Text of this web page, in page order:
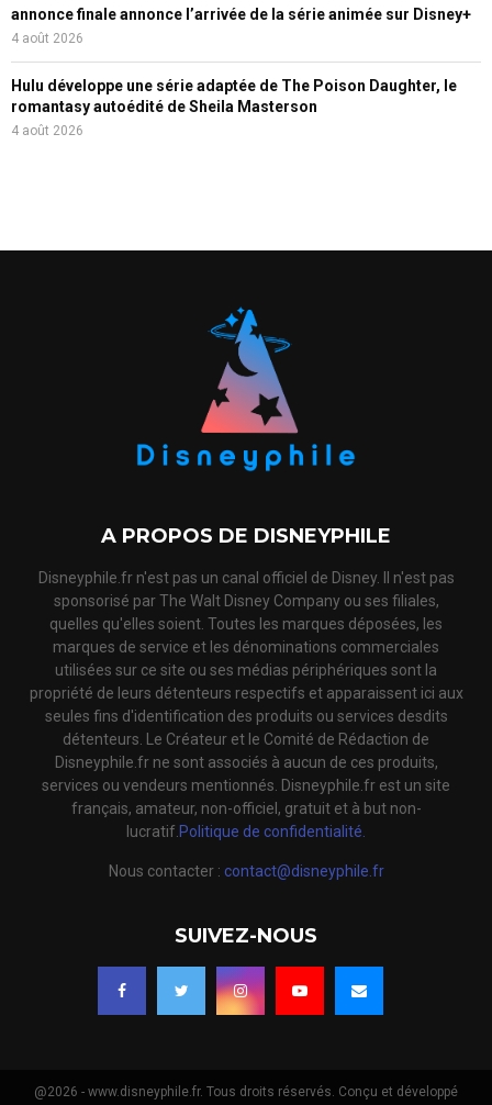
annonce finale annonce l’arrivée de la série animée sur Disney+
4 août 2026
Hulu développe une série adaptée de The Poison Daughter, le
romantasy autoédité de Sheila Masterson
4 août 2026
A PROPOS DE DISNEYPHILE
Disneyphile.fr n'est pas un canal officiel de Disney. Il n'est pas
sponsorisé par The Walt Disney Company ou ses filiales,
quelles qu'elles soient. Toutes les marques déposées, les
marques de service et les dénominations commerciales
utilisées sur ce site ou ses médias périphériques sont la
propriété de leurs détenteurs respectifs et apparaissent ici aux
seules fins d'identification des produits ou services desdits
détenteurs. Le Créateur et le Comité de Rédaction de
Disneyphile.fr ne sont associés à aucun de ces produits,
services ou vendeurs mentionnés. Disneyphile.fr est un site
français, amateur, non-officiel, gratuit et à but non-
lucratif. Politique de confidentialité.
Nous contacter : contact@disneyphile.fr
SUIVEZ-NOUS
@2026 - www.disneyphile.fr. Tous droits réservés. Conçu et développé